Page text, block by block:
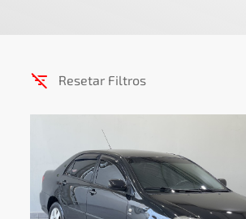
Resetar Filtros